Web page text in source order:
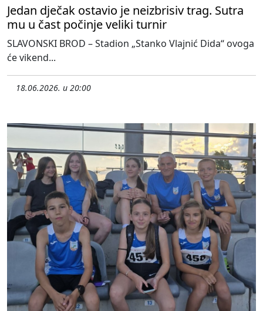
Jedan dječak ostavio je neizbrisiv trag. Sutra
mu u čast počinje veliki turnir
SLAVONSKI BROD – Stadion „Stanko Vlajnić Dida“ ovoga
će vikend...
18.06.2026. u 20:00